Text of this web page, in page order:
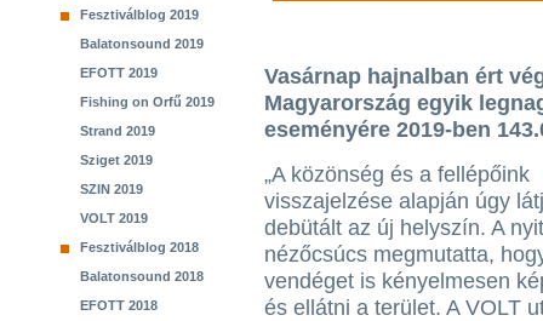
Fesztiválblog 2019
Balatonsound 2019
EFOTT 2019
Fishing on Orfű 2019
Strand 2019
Sziget 2019
SZIN 2019
VOLT 2019
Fesztiválblog 2018
Balatonsound 2018
EFOTT 2018
Vasárnap hajnalban ért
Magyarország egyik
eseményére 2019-ben
„A közönség és a fellépőink
visszajelzése alapján úgy
debütált az új helyszín. A
nézőcsúcs megmutatta,
vendéget is kényelmesen
és ellátni a terület. A VOLT